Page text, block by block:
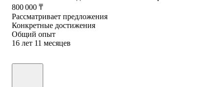
800 000 ₸
Рассматривает предложения
Конкретные достижения
Общий опыт
16 лет 11 месяцев